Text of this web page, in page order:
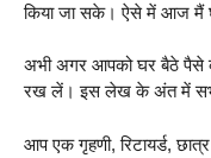
किया जा सके। ऐसे में आज मैं
अभी अगर आपको घर बैठे पैसे
रख लें। इस लेख के अंत में सभी
आप एक गृहणी, रिटायर्ड,